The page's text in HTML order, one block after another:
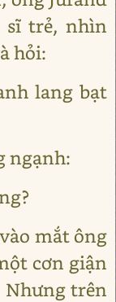
sĩ trẻ, nhìn
hỏi:
lang bạt
ngạnh:
mắt ông
cơn giận
Nhưng trên